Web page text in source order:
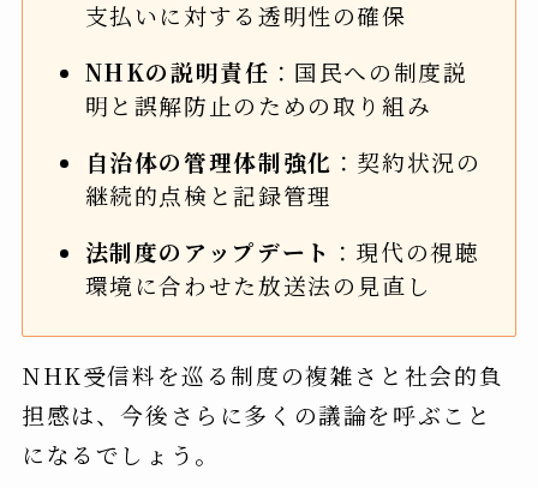
支払いに対する透明性の確保
NHKの説明責任 ：国民への制度説
明と誤解防止のための取り組み
自治体の管理体制強化 ：契約状況の
継続的点検と記録管理
法制度のアップデート ：現代の視聴
環境に合わせた放送法の見直し
NHK受信料を巡る制度の複雑さと社会的負
担感は、今後さらに多くの議論を呼ぶこと
になるでしょう。